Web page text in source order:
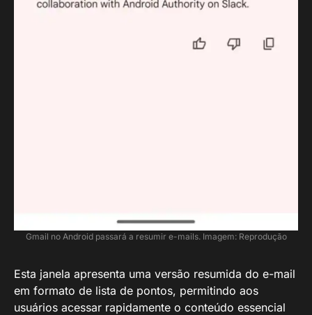
Gmail no Android passará a resumir e-mails. Imagem: Reprodução
Esta janela apresenta uma versão resumida do e-mail
em formato de lista de pontos, permitindo aos
usuários acessar rapidamente o conteúdo essencial